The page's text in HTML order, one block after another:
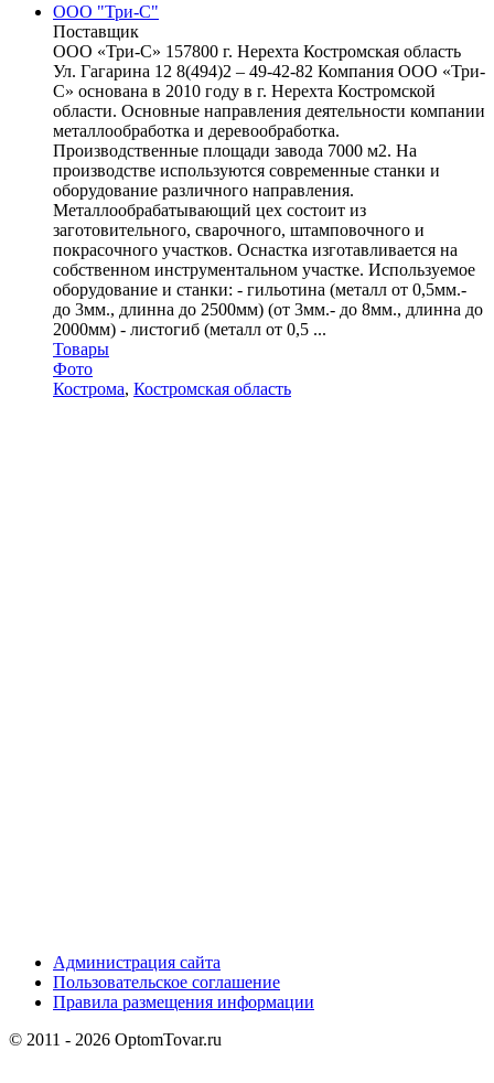
ООО "Три-С"
Поставщик
ООО «Три-С» 157800 г. Нерехта Костромская область
Ул. Гагарина 12 8(494)2 – 49-42-82 Компания ООО «Три-
С» основана в 2010 году в г. Нерехта Костромской
области. Основные направления деятельности компании
металлообработка и деревообработка.
Производственные площади завода 7000 м2. На
производстве используются современные станки и
оборудование различного направления.
Металлообрабатывающий цех состоит из
заготовительного, сварочного, штамповочного и
покрасочного участков. Оснастка изготавливается на
собственном инструментальном участке. Используемое
оборудование и станки: - гильотина (металл от 0,5мм.-
до 3мм., длинна до 2500мм) (от 3мм.- до 8мм., длинна до
2000мм) - листогиб (металл от 0,5 ...
Товары
Фото
Кострома, Костромская область
Администрация сайта
Пользовательское соглашение
Правила размещения информации
© 2011 - 2026 OptomTovar.ru